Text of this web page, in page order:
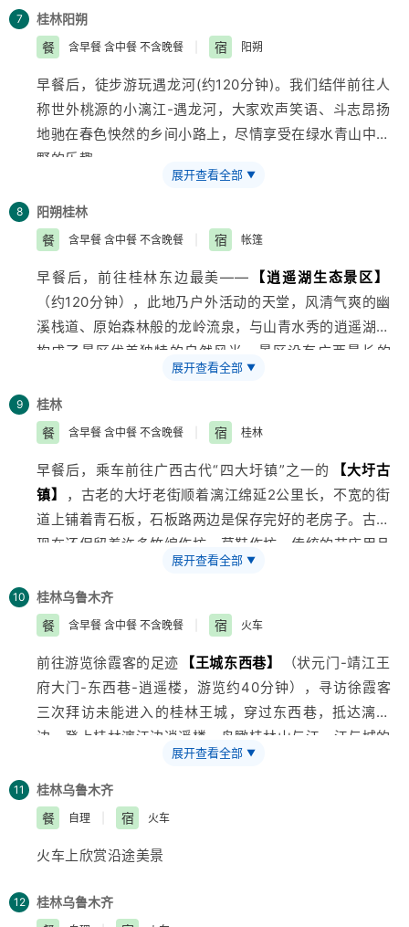
赴张家界，入住酒店休息。
客人可在古城自由参观，如遇政府临时性政策，强制征收
进入凤凰古城门票，客人须补买门票费用148元/人自
2、凤凰古城为敞开式民用商业区，特色商品导游义务介
绍
特别备注：暑期火车票非常紧张，因此我社会根据火车票
情况调整行程先后顺序，不减少景点。请多多理解！（如
宿！）
连续剧《西游记》片头风光亦取景于此，鲁家村的豆腐亦
是一绝，不容错过；特别赠送每人一碗香甜的特色豆腐
花；在作坊老师傅的指导下，亲手学做一回腐竹（约30
分钟），把富足（“腐竹”谐音）带回家。赠送【尚水美食
街】，团友们可品尝各种美食，体验舌尖上的桂林。
7 桂林阳朔
餐
含早餐 含中餐 不含晚餐 宿 阳朔
早餐后，徒步游玩遇龙河(约120分钟)。我们结伴前往人
称世外桃源的小漓江-遇龙河，大家欢声笑语、斗志昂扬
地驰在春色怏然的乡间小路上，尽情享受在绿水青山中越
野的乐趣。
【兴坪渔村】（含船票，游览时间约1.5小
时）江两岸群峰连绵，帆星点点，相映成趣。兴坪，桂林
山水之精华，朝板山、榕潭揽胜、雾绕青螺，这里有两个
总统游过的神秘、古朴村落——渔村，这里有被印制在
1999年版贰拾元人民币背景图案上的兴坪大河背秀丽风
景。自由漫步已具三百年历史、名登“世界旅游大典”的
【西街】，西街的街道用大块的石板铺成，也颇有历史
韵味，暗青油亮，两旁是清代遗留的低矮砖瓦房，白粉墙
光村（约50分钟），不落锁的大门见证了侗家人的信仰
——萨崇拜：侗族家人不许偷；枯井，古香古色的石板小
们走进他们家里做客，真正了解侗族这个少数民族的民族
文化，感受村民古老、恬静、悠慢的生活。
展开查看全部 ▼
8 阳朔桂林
餐
含早餐 含中餐 不含晚餐 宿 帐篷
早餐后，前往桂林东边最美——
【逍遥湖生态景区】
（约120分钟），此地乃户外活动的天堂，风清气爽的幽
溪栈道、原始森林般的龙岭流泉，与山青水秀的逍遥湖，
构成了景区优美独特的自然风光，景区设有 广西 最长的
350米高空滑索，让您和孩子充分体验空中飞人的强烈刺
激；西瓯丛林36个探险小项目（丛林探险费用自理），
更能激发孩子们挑战自我、跨越丛林的冒险精神；参观唐
代桂林著名建筑“逍遥楼”；傍晚时分，我们精心为您和孩
子安排了动家庭互动晚餐，亲手制作一份壮家特色竹筒饭
（约60分钟）。竹筒饭，用糯米并配肉类为原料，放进
新鲜的毛竹锯成的竹筒中，加适量的水，再用香蕉叶将竹
筒口堵严，放在火堆中烤熟，饭就熟了餐时破开竹筒取出
人远离城市的喧嚣，在这个宁静、富氧的环境中度过一个
怡人难忘的夜晚。
展开查看全部 ▼
9
桂林
餐
含早餐 含中餐 不含晚餐 宿 桂林
早餐后，乘车前往广西古代“四大圩镇”之一的
【大圩古
镇】
，古老的大圩老街顺着漓江绵延2公里长，不宽的街
道上铺着青石板，石板路两边是保存完好的老房子。古镇
现在还保留着许多竹编作坊、草鞋作坊、传统的节庆用品
店、草医诊室、老理发店等一批古老的手工作坊。前往
【西山公园】
义亲子的活动。
活动一：DIY鸟巢 给小鸟安个家。让孩子们接触大自
然，感受自然环境的美，从而提升保护大自然，热爱环境
的责任感，编鸟巢活动让全家人都参与进来，增进家长与
孩子之间的情感交流。可以把鸟巢放到大树上，让鸟儿住
“名牌”，让你可以给鸟儿写信。
活动二：拓树叶 画扇子 。大自然里听植物小故事，提高
朋友们准备了画笔、颜料、扇子，让孩子在动手与动脑中
好的亲子时光……
展开查看全部 ▼
10 桂林乌鲁木齐
餐
含早餐 含中餐 不含晚餐 宿 火车
前往游览徐霞客的足迹 【王城东西巷】
（状元门-靖江王
府大门-东西巷-逍遥楼，游览约40分钟），寻访徐霞客
三次拜访未能进入的桂林王城，穿过东西巷，抵达漓江
边，登上桂林漓江边逍遥楼，鸟瞰桂林山与江，江与城的
完美结合，一览大好河山。接着前往参观
园】（约90分钟），木龙湖景区总体布局以中国传统造
园思想为指导，结合建筑范围内地形地址条件，以史料、
《清明上河图》等宋画为基本素材，就形成了宋代建筑特
征。体验东盟十国的歌舞，领略美丽的东南亚风情演艺。
湖景区】（观桂林地标建筑金银双塔）、榕杉湖是榕湖
展开查看全部 ▼
11 桂林乌鲁木齐
餐
自理 宿 火车
火车上欣赏沿途美景
12 桂林乌鲁木齐